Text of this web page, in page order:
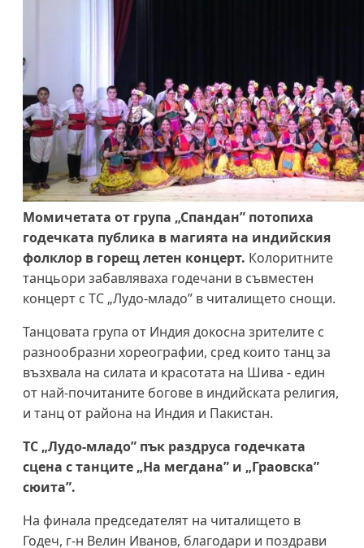
Момичетата от група „Спандан” потопиха
годечката публика в магията на индийския
фолклор в горещ летен концерт. Колоритните
танцьори забавляваха годечани в съвместен
концерт с ТС „Лудо-младо” в читалището снощи.
Танцовата група от Индия докосна зрителите с
разнообразни хореографии, сред които танц за
възхвала на силата и красотата на Шива - един
от най-почитаните богове в индийската религия,
и танц от района на Индия и Пакистан.
ТС „Лудо-младо” пък раздруса годечката
сцена с танците „На мегдана” и „Граовска”
сюита”.
На финала председателят на читалището в
Годеч, г-н Велин Иванов, благодари и поздрави